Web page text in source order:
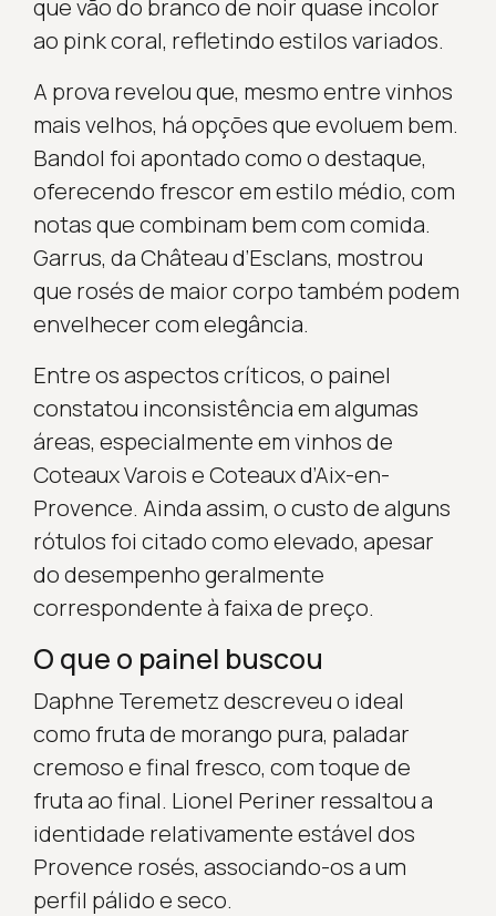
que vão do branco de noir quase incolor
ao pink coral, refletindo estilos variados.
A prova revelou que, mesmo entre vinhos
mais velhos, há opções que evoluem bem.
Bandol foi apontado como o destaque,
oferecendo frescor em estilo médio, com
notas que combinam bem com comida.
Garrus, da Château d’Esclans, mostrou
que rosés de maior corpo também podem
envelhecer com elegância.
Entre os aspectos críticos, o painel
constatou inconsistência em algumas
áreas, especialmente em vinhos de
Coteaux Varois e Coteaux d’Aix-en-
Provence. Ainda assim, o custo de alguns
rótulos foi citado como elevado, apesar
do desempenho geralmente
correspondente à faixa de preço.
O que o painel buscou
Daphne Teremetz descreveu o ideal
como fruta de morango pura, paladar
cremoso e final fresco, com toque de
fruta ao final. Lionel Periner ressaltou a
identidade relativamente estável dos
Provence rosés, associando-os a um
perfil pálido e seco.